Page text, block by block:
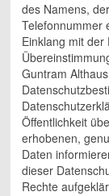
des Namens,
Telefonnummer
Einklang mit
Guntram
Öffentlichkeit
erhobenen,
Daten
dieser
Rechte